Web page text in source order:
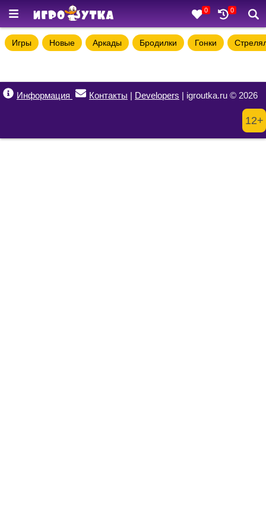
0 0
Игры Новые Аркады Бродилки Гонки
Информация Контакты | Developers | igroutka.ru © 2026
12+